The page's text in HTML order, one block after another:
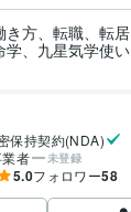
方、転職、転居
、九星気学使い
保持契約(NDA)
者
未登録
5.0フォロワー58